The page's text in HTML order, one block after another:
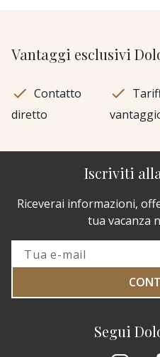
Vantaggi esclusivi
Contatto
diretto
Segui
Iscriviti
Riceverai informazioni,
tua vacanza